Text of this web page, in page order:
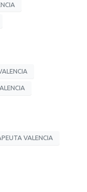
VALENCIA